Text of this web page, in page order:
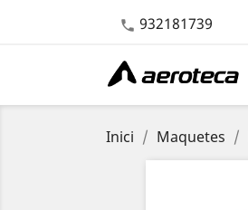
 932181739
Inici Maquetes